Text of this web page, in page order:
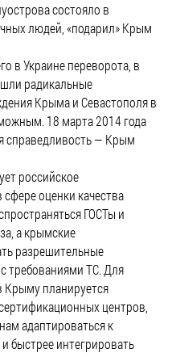
состояло в
людей, «подарил» Крым
в Украине переворота, в
радикальные
Крыма и Севастополя в
18 марта 2014 года
справедливость — Крым
российское
оценки качества
ГОСТы и
а крымские
разрешительные
требованиями ТС. Для
Крыму планируется
центров,
адаптироваться к
быстрее интегрировать